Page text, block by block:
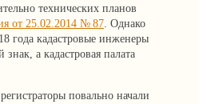
технических планов
от 25.02.2014 № 87. Однако
года кадастровые инженеры
а кадастровая палата
повально начали